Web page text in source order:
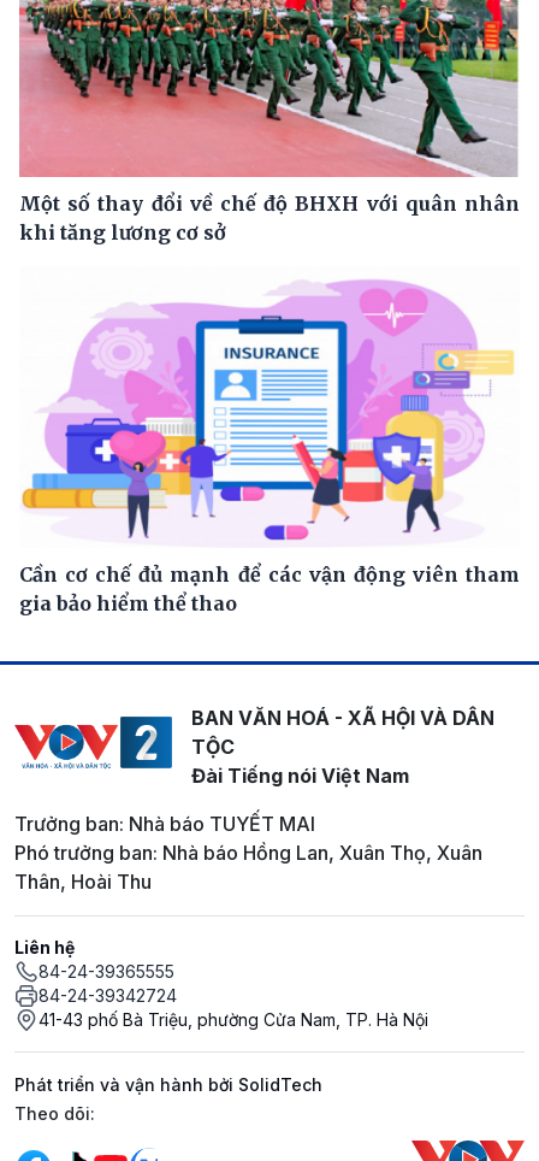
Một số thay đổi về chế độ BHXH với quân nhân
khi tăng lương cơ sở
Cần cơ chế đủ mạnh để các vận động viên tham
gia bảo hiểm thể thao
BAN VĂN HOÁ - XÃ HỘI VÀ DÂN
TỘC
Đài Tiếng nói Việt Nam
Trưởng ban: Nhà báo TUYẾT MAI
Phó trưởng ban: Nhà báo Hồng Lan, Xuân Thọ, Xuân
Thân, Hoài Thu
Liên hệ
84-24-39365555
84-24-39342724
41-43 phố Bà Triệu, phường Cửa Nam, TP. Hà Nội
Phát triển và vận hành bởi SolidTech
Mạng xã hội
Theo dõi: